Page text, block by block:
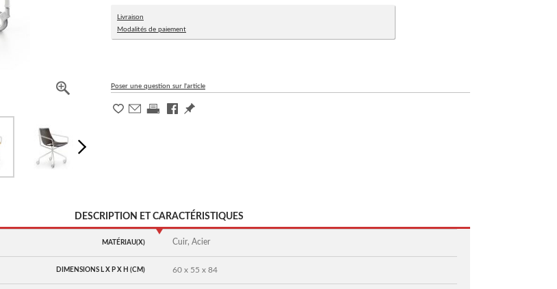
Livraison
Modalités de paiement
Poser une question sur l'article
DESCRIPTION ET CARACTÉRISTIQUES
MATÉRIAU(X) Cuir, Acier
DIMENSIONS L X P X H (CM) 60 x 55 x 84